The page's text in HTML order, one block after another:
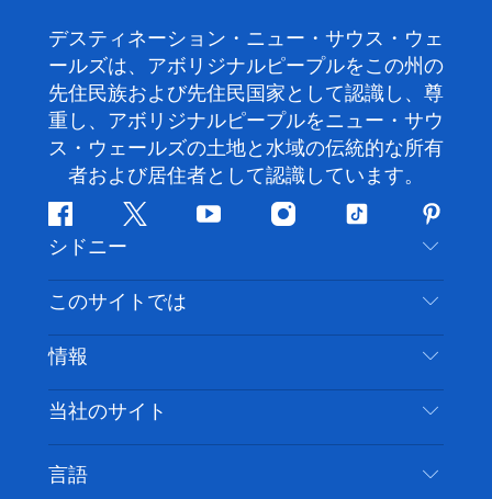
デスティネーション・ニュー・サウス・ウェ
ールズは、アボリジナルピープルをこの州の
先住民族および先住民国家として認識し、尊
重し、アボリジナルピープルをニュー・サウ
ス・ウェールズの土地と水域の伝統的な所有
者および居住者として認識しています。
フ
ェ
イ
ス
ブ
ッ
ク
ツ
ッ
タ
ー
ユ
チ
ー
イ
ス
グ
ム
テ
ッ
ト
ク
ピ
ン
タ
レ
ス
ト
シドニー
お問い合わせ
免責事項
クッキーに関する通知
このサイトでは
目的地
やるべきこと
イベント
情報
旅行情報
アクセシブルシドニー
ビジネスを登録する
当社のサイト
言語